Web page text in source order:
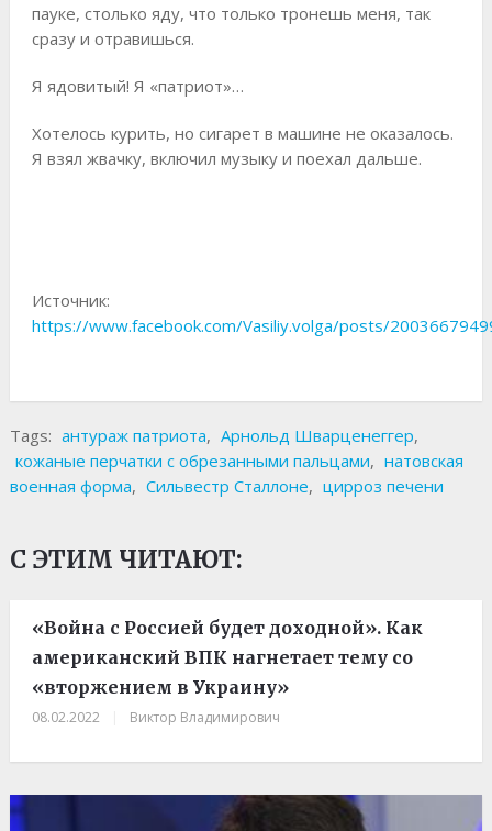
пауке, столько яду, что только тронешь меня, так
сразу и отравишься.
Я ядовитый! Я «патриот»…
Хотелось курить, но сигарет в машине не оказалось.
Я взял жвачку, включил музыку и поехал дальше.
Источник:
https://www.facebook.com/Vasiliy.volga/posts/
Tags: антураж патриота, Арнольд Шварценеггер,
кожаные перчатки с обрезанными пальцами, натовская
военная форма, Сильвестр Сталлоне, цирроз печени
С ЭТИМ ЧИТАЮТ:
«Война с Россией будет доходной». Как
американский ВПК нагнетает тему со
«вторжением в Украину»
08.02.2022 Виктор Владимирович